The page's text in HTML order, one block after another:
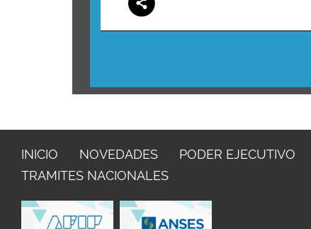
INICIO NOVEDADES
PODER EJECUTIVO
TRAMITES NACIONALES